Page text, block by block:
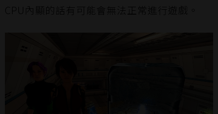
CPU內顯的話有可能會無法正常進行遊戲。